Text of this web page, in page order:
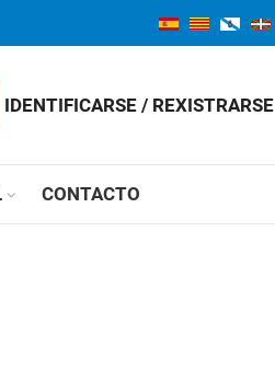
IDENTIFICARSE / REXISTRARSE
CONTACTO